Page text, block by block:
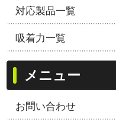
対応製品一覧
吸着力一覧
メニュー
お問い合わせ